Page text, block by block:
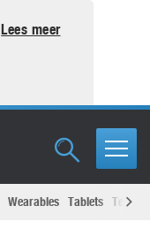
Lees meer
Wearables Tablets